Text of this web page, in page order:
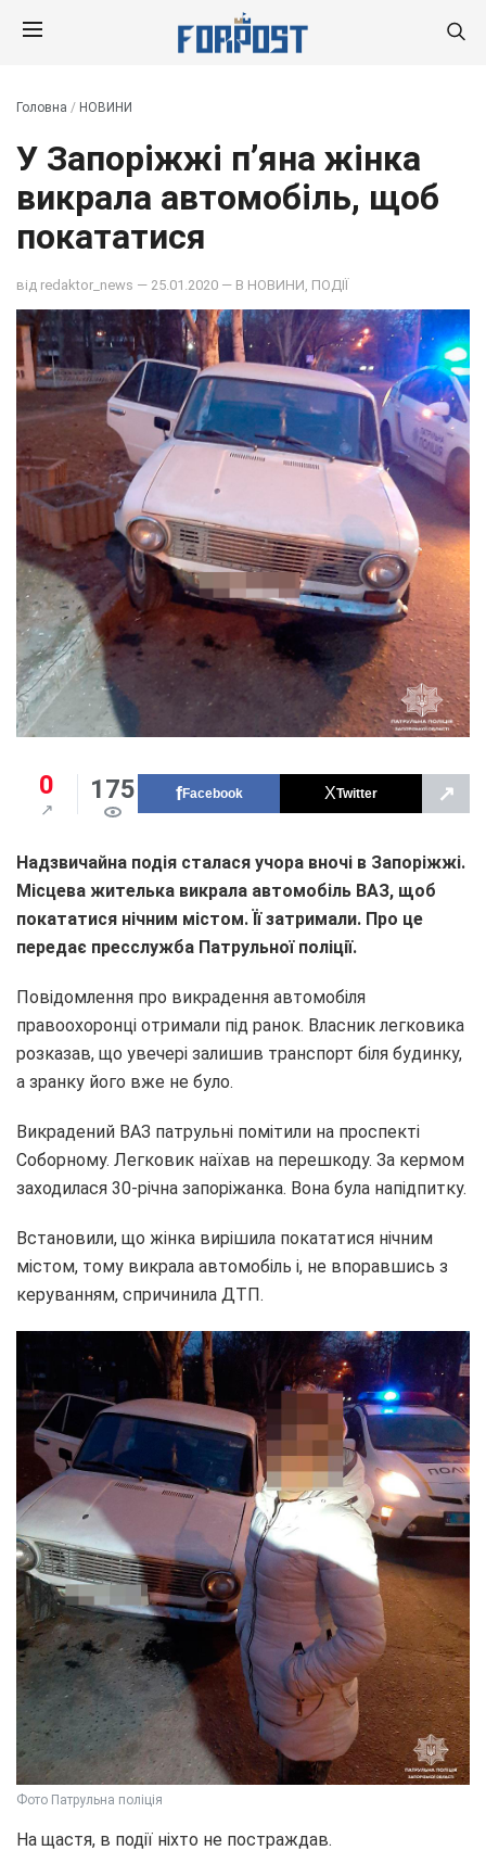
Головна / НОВИНИ
У Запоріжжі п’яна жінка
викрала автомобіль, щоб
покататися
від redaktor_news — 25.01.2020 — В НОВИНИ ПОДІЇ
0 175 Facebook Twitter ↗
Надзвичайна подія сталася учора вночі в Запоріжжі.
Місцева жителька викрала автомобіль ВАЗ, щоб
покататися нічним містом. Її затримали. Про це
передає пресслужба Патрульної поліції.
Повідомлення про викрадення автомобіля
правоохоронці отримали під ранок. Власник легковика
розказав, що увечері залишив транспорт біля будинку,
а зранку його вже не було.
Викрадений ВАЗ патрульні помітили на проспекті
Соборному. Легковик наїхав на перешкоду. За кермом
заходилася 30-річна запоріжанка. Вона була напідпитку.
Встановили, що жінка вирішила покататися нічним
містом, тому викрала автомобіль і, не впоравшись з
керуванням, спричинила ДТП.
Фото Патрульна поліція
На щастя, в події ніхто не постраждав.